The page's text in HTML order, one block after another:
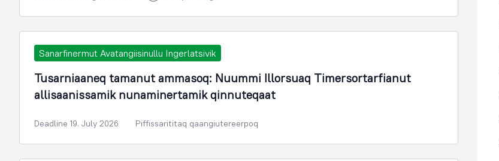
Sanarfinermut Avatangiisinullu Ingerlatsivik
Tusarniaaneq tamanut ammasoq: Nuummi Illorsuaq Timersortarfianut
allisaanissamik nunaminertamik qinnuteqaat
Deadline 19. July 2026 Piffissarititaq qaangiutereerpoq